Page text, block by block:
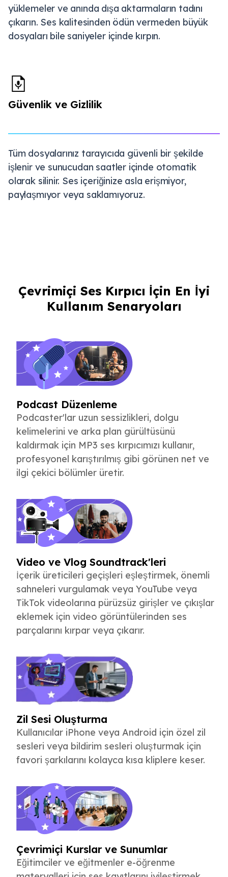
yüklemeler ve anında dışa aktarmaların tadını
çıkarın. Ses kalitesinden ödün vermeden büyük
dosyaları bile saniyeler içinde kırpın.
Güvenlik ve Gizlilik
Tüm dosyalarınız tarayıcıda güvenli bir şekilde
işlenir ve sunucudan saatler içinde otomatik
olarak silinir. Ses içeriğinize asla erişmiyor,
paylaşmıyor veya saklamıyoruz.
Çevrimiçi Ses Kırpıcı İçin En İyi
Kullanım Senaryoları
Podcast Düzenleme
Podcaster'lar uzun sessizlikleri, dolgu
kelimelerini ve arka plan gürültüsünü
kaldırmak için MP3 ses kırpıcımızı kullanır,
profesyonel karıştırılmış gibi görünen net ve
ilgi çekici bölümler üretir.
Video ve Vlog Soundtrack'leri
İçerik üreticileri geçişleri eşleştirmek, önemli
sahneleri vurgulamak veya YouTube veya
TikTok videolarına pürüzsüz girişler ve çıkışlar
eklemek için video görüntülerinden ses
parçalarını kırpar veya çıkarır.
Zil Sesi Oluşturma
Kullanıcılar iPhone veya Android için özel zil
sesleri veya bildirim sesleri oluşturmak için
favori şarkılarını kolayca kısa kliplere keser.
Çevrimiçi Kurslar ve Sunumlar
Eğitimciler ve eğitmenler e-öğrenme